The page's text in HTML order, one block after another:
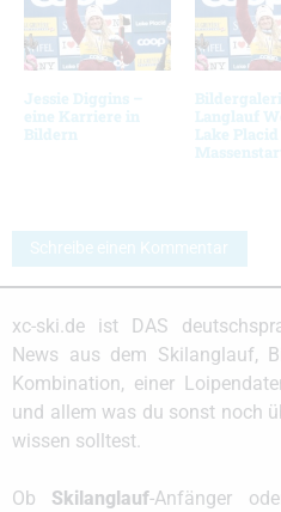
Jessie Diggins –
eine Karriere in
Bildern
Langlauf
Lake Placid
Schreibe einen Kommentar
xc-ski.de ist DAS
News aus dem Skilanglauf,
Kombination, einer
und allem was du sonst noch
wissen solltest.
Ob Skilanglauf-Anfänger